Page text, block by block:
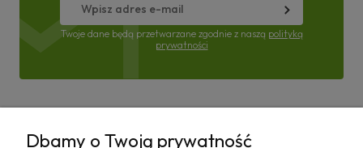
Twoje dane będą przetwarzane zgodnie z naszą polityką
prywatności
Dbamy o Twoją prywatność